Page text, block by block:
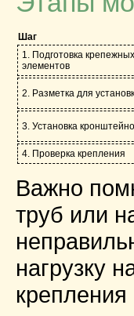
Шаг
1. Подготовка крепежных
элементов
2. Разметка для
3. Установка
4. Проверка крепления
Важно
труб или
нагрузку